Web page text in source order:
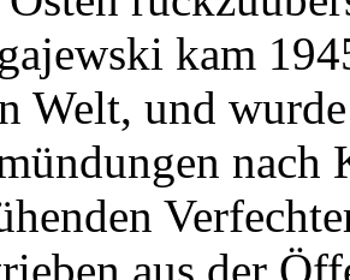
kam
Welt, und